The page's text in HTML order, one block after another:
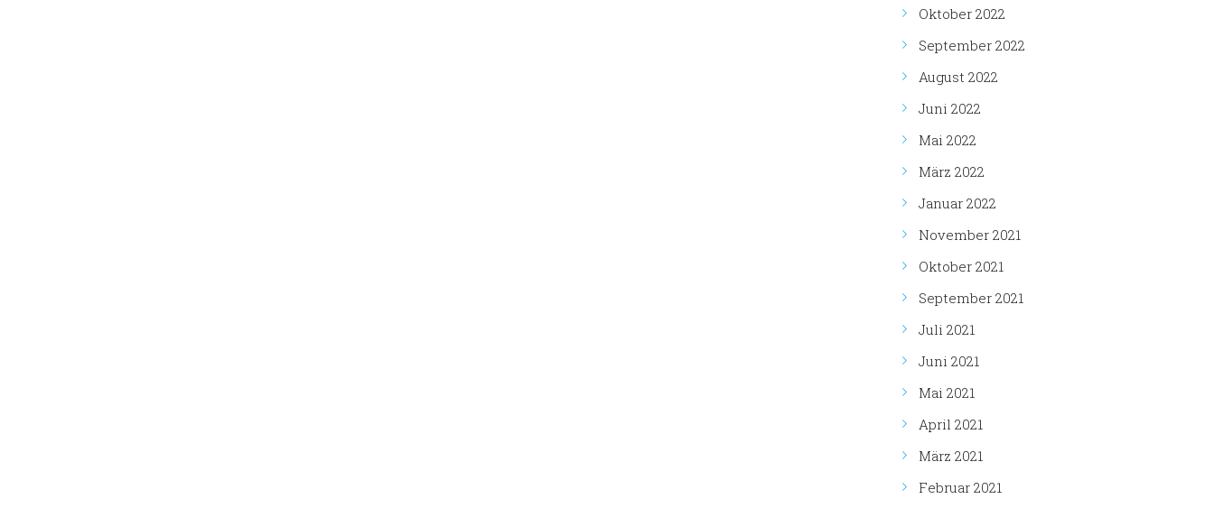
Oktober 2022
September 2022
August 2022
Juni 2022
Mai 2022
März 2022
Januar 2022
November 2021
Oktober 2021
September 2021
Juli 2021
Juni 2021
Mai 2021
April 2021
März 2021
Februar 2021